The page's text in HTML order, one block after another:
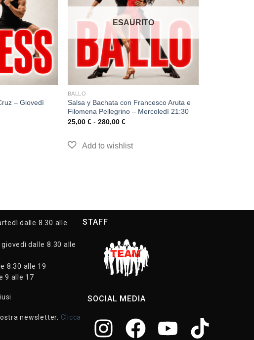
– Giovedì
ESAURITO
BALLO
Salsa y Bachata con Francesco Aruta e
Filomena Pellegrino – Mercoledì 21:30
25,00 € - 280,00 €
dalle 8.30 alle
giovedì dalle 8.30 alle
8.30 alle 19
9 alle 17
newsletter. Clicca
STAFF
SOCIAL MEDIA